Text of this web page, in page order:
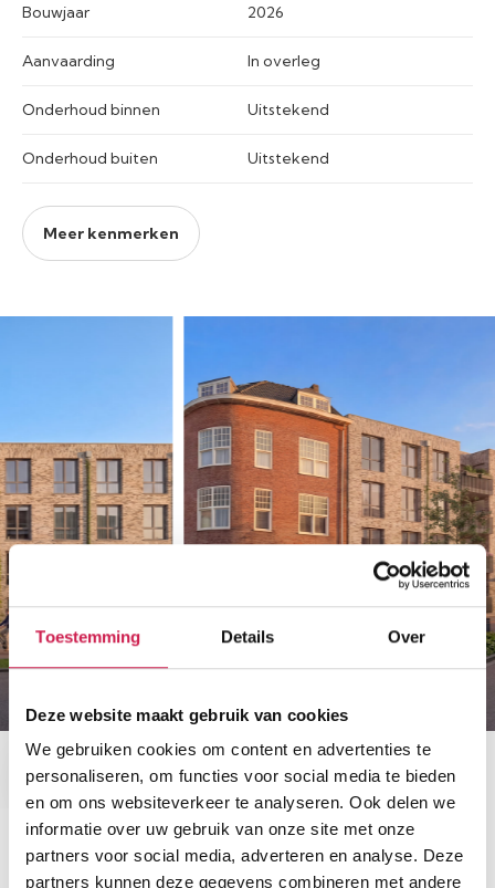
Toestemming Details Over
Deze website maakt gebruik van cookies
We gebruiken cookies om content en advertenties te
personaliseren, om functies voor social media te bieden
en om ons websiteverkeer te analyseren. Ook delen we
informatie over uw gebruik van onze site met onze
partners voor social media, adverteren en analyse. Deze
partners kunnen deze gegevens combineren met andere
Bouwjaar 2026
Aanvaarding In overleg
Onderhoud binnen Uitstekend
Onderhoud buiten Uitstekend
Meer kenmerken
Plattegronden